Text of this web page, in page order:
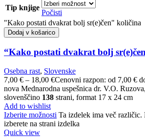
Tip knjige
Počisti
"Kako postati dvakrat bolj sr(e)čen" količina
Dodaj v košarico
“Kako postati dvakrat bolj
Osebna rast, Slovenske
7,00 € – 18,00 €Cenovni razpon: od 7,00 €
nova Mednarodna uspešnica dr. V.O.
slovenščino 138 strani, format 17 x 24 cm
Add to wishlist
Izberite možnosti Ta izdelek ima več
izberete na strani izdelka
Quick view